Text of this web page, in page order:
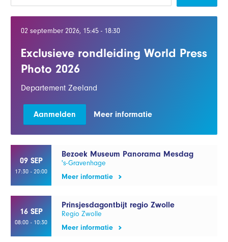
02 september 2026, 15:45 - 18:30
Exclusieve rondleiding World Press
Photo 2026
Departement Zeeland
Aanmelden Meer informatie
09 SEP
17:30 - 20:00
Bezoek Museum Panorama Mesdag
's-Gravenhage
Meer informatie
16 SEP
08:00 - 10:30
Prinsjesdagontbijt regio Zwolle
Regio Zwolle
Meer informatie